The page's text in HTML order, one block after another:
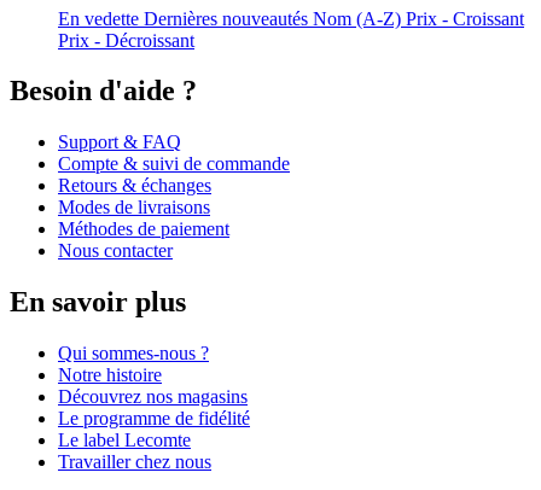
En vedette Dernières nouveautés Nom (A-Z) Prix - Croissant
Prix - Décroissant
Besoin d'aide ?
Support & FAQ
Compte & suivi de commande
Retours & échanges
Modes de livraisons
Méthodes de paiement
Nous contacter
En savoir plus
Qui sommes-nous ?
Notre histoire
Découvrez nos magasins
Le programme de fidélité
Le label Lecomte
Travailler chez nous